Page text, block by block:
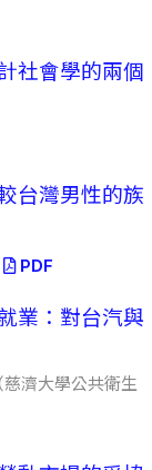
社會學的兩個
台灣男性的族
PDF
業：對台汽與
濟大學公共衛生